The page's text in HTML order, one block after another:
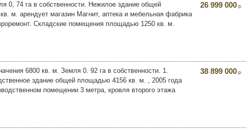
0, 74 га в собственности. Нежилое здание общей
м. арендует магазин Магнит, аптека и мебельная фабрика
Складские помещения площадью 1250 кв. м.
26 999 000 р.
6800 кв. м. Земля 0. 92 га в собственности. 1.
здание общей площадью 4156 кв. м. , 2005 года
помещении 3 метра, кровля второго этажа
38 899 000 р.